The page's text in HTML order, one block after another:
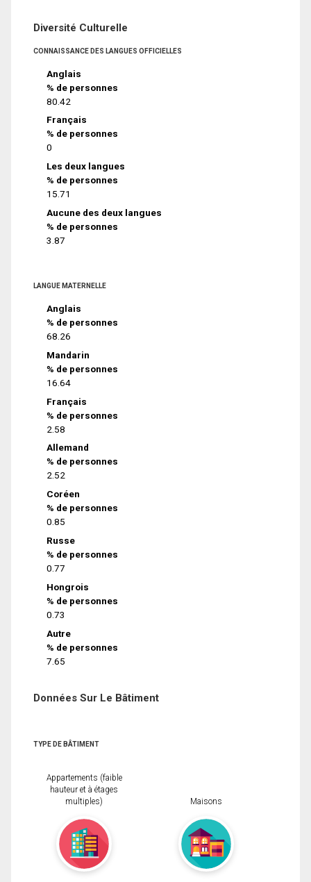
Diversité Culturelle
CONNAISSANCE DES LANGUES OFFICIELLES
Anglais
% de personnes
80.42
Français
% de personnes
0
Les deux langues
% de personnes
15.71
Aucune des deux langues
% de personnes
3.87
LANGUE MATERNELLE
Anglais
% de personnes
68.26
Mandarin
% de personnes
16.64
Français
% de personnes
2.58
Allemand
% de personnes
2.52
Coréen
% de personnes
0.85
Russe
% de personnes
0.77
Hongrois
% de personnes
0.73
Autre
% de personnes
7.65
Données Sur Le Bâtiment
TYPE DE BÂTIMENT
Appartements (faible
hauteur et à étages
multiples)
Maisons